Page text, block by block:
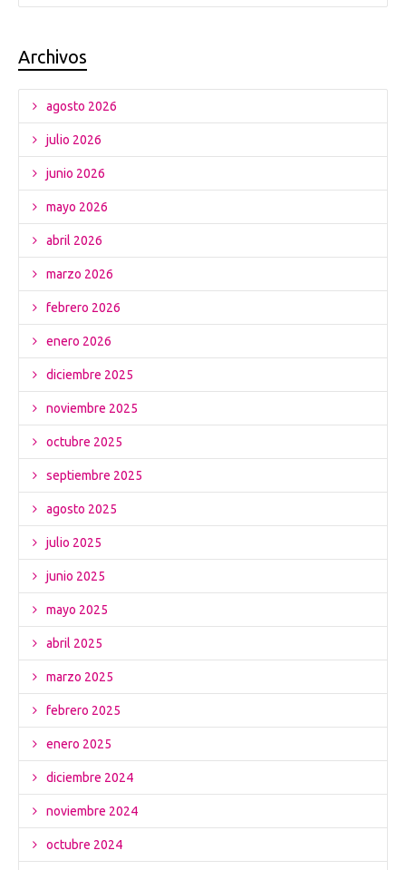
Archivos
agosto 2026
julio 2026
junio 2026
mayo 2026
abril 2026
marzo 2026
febrero 2026
enero 2026
diciembre 2025
noviembre 2025
octubre 2025
septiembre 2025
agosto 2025
julio 2025
junio 2025
mayo 2025
abril 2025
marzo 2025
febrero 2025
enero 2025
diciembre 2024
noviembre 2024
octubre 2024